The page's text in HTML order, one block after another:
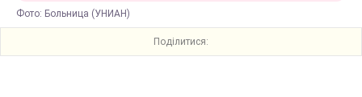
Фото: Больница (УНИАН)
Поділитися: